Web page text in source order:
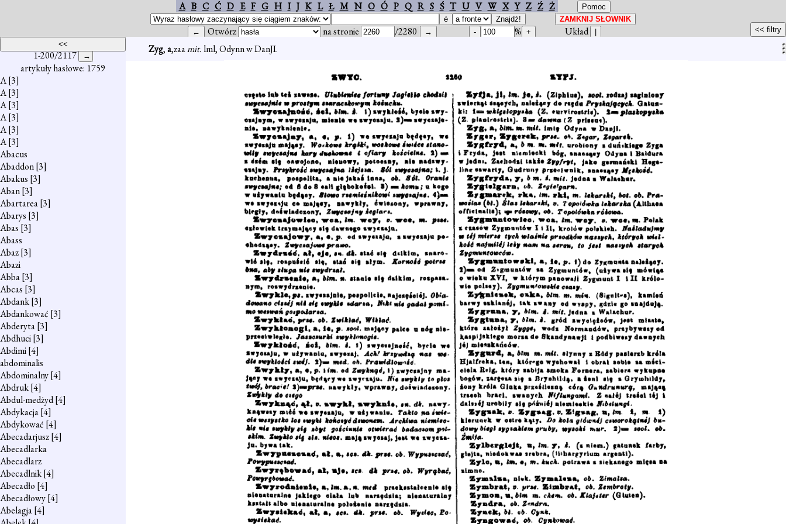
A B C Ć D E F G H I J K L Ł M N O Ó P Q R S Ś T U V W X Y Z Ź Ż
Otwórz na stronie /2280 %
Układ
1-200/2117
artykuły hasłowe: 1759
A[3]
A[3]
A[3]
A[3]
A[3]
A[3]
Abacus
Abaddon[3]
Abakus [3]
Aban[3]
Abartarea[3]
Abarys [3]
Abas [3]
Abass
Abaz[3]
Abazi
Abba[3]
Abcas [3]
Abdank[3]
Abdankować [3]
Abderyta[3]
Abdhuci[3]
Abdimi[4]
abdominalis
Abdominalny[4]
Abdruk[4]
Abdul-medżyd[4]
Abdykacja[4]
Abdykować [4]
Abecadarjusz[4]
Abecadlarka
Abecadlarz
Abecadlnik[4]
Abecadło [4]
Abecadłowy[4]
Abelagja[4]
Zyg,a,zaamit. lml, Odynn w DanJI.